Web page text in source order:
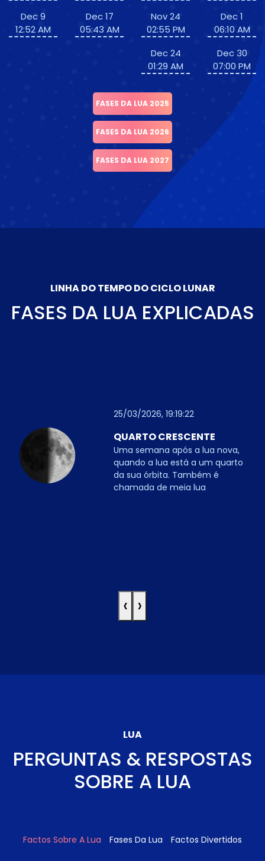
Dec 9
12:52 AM
Dec 17
05:43 AM
Nov 24
02:55 PM
Dec 24
01:29 AM
Dec 1
06:10 AM
Dec 30
07:00 PM
FASES DA LUA 2025
FASES DA LUA 2026
FASES DA LUA 2027
LINHA DO TEMPO DO CICLO LUNAR
FASES DA LUA EXPLICADAS
25/03/2026, 19:19:22
QUARTO CRESCENTE
Uma semana após a lua nova,
quando a lua está a um quarto
da sua órbita. Também é
chamada de meia lua
‹ ›
LUA
PERGUNTAS & RESPOSTAS
SOBRE A LUA
Factos Sobre A Lua Fases Da Lua Factos Divertidos